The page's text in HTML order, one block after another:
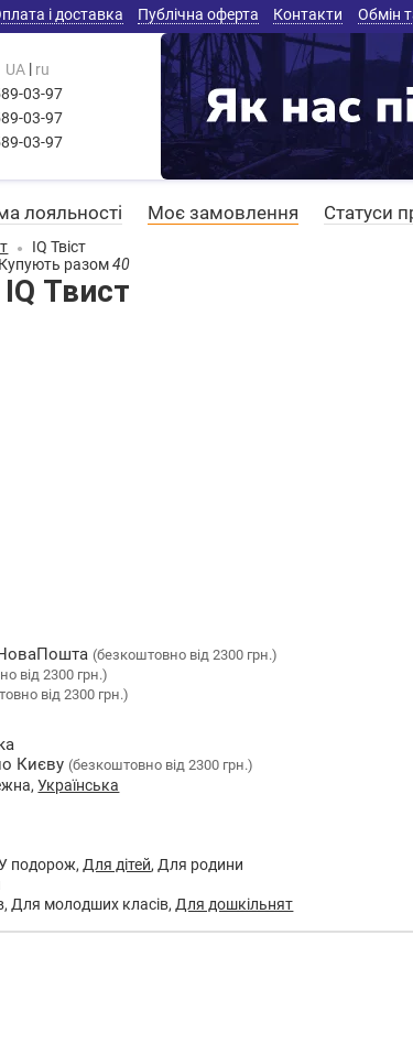
і доставка Публічна оферта Контакти Обмін
UA | ru
03-97
03-97
03-97
лояльності Моє замовлення Статуси
IQ Твіст
Купують разом40
Твист
(безкоштовно від 2300 грн.)
від 2300 грн.)
від 2300 грн.)
Києву (безкоштовно від 2300 грн.)
Українська
подорож,Для дітей, Для родини
Для молодших класів,Для дошкільнят